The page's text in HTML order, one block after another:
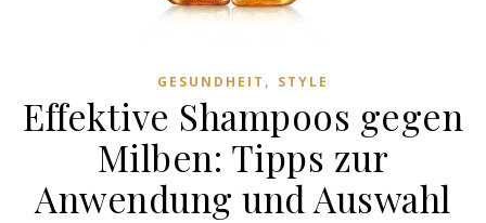
GESUNDHEIT , STYLE
Effektive Shampoos gegen
Milben: Tipps zur
Anwendung und Auswahl